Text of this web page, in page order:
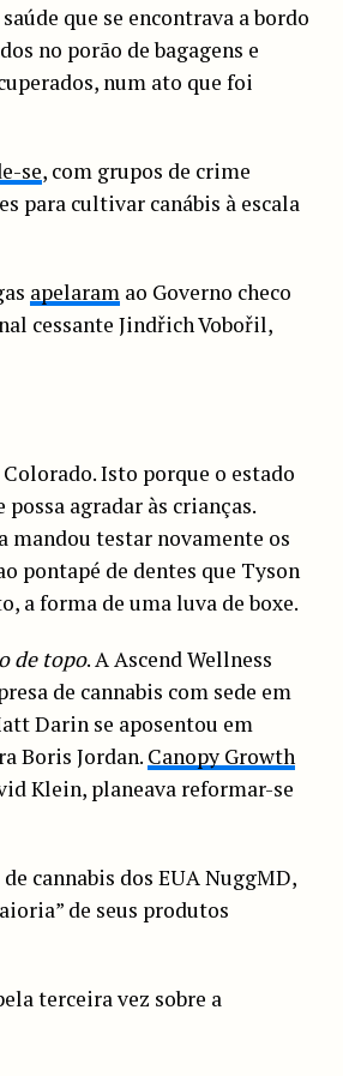
que se encontrava a bordo
no porão de bagagens e
num ato que foi
se, com grupos de crime
para cultivar canábis à escala
apelaram ao Governo checo
cessante Jindřich Vobořil,
Isto porque o estado
agradar às crianças.
mandou testar novamente os
pontapé de dentes que Tyson
a forma de uma luva de boxe.
de topo. A Ascend Wellness
de cannabis com sede em
Darin se aposentou em
Boris Jordan. Canopy Growth
Klein, planeava reformar-se
cannabis dos EUA NuggMD,
de seus produtos
terceira vez sobre a